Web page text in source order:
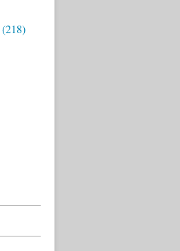
(218)